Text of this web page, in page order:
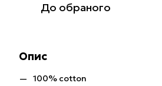
До обраного
Опис
100% cotton